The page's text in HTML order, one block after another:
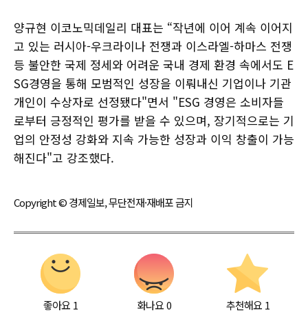
양규현 이코노믹데일리 대표는 “작년에 이어 계속 이어지
고 있는 러시아-우크라이나 전쟁과 이스라엘-하마스 전쟁
등 불안한 국제 정세와 어려운 국내 경제 환경 속에서도 E
SG경영을 통해 모범적인 성장을 이뤄내신 기업이나 기관
개인이 수상자로 선정됐다"면서 "ESG 경영은 소비자들
로부터 긍정적인 평가를 받을 수 있으며, 장기적으로는 기
업의 안정성 강화와 지속 가능한 성장과 이익 창출이 가능
해진다"고 강조했다.
Copyright © 경제일보, 무단전재·재배포 금지
좋아요 1 화나요0 추천해요 1